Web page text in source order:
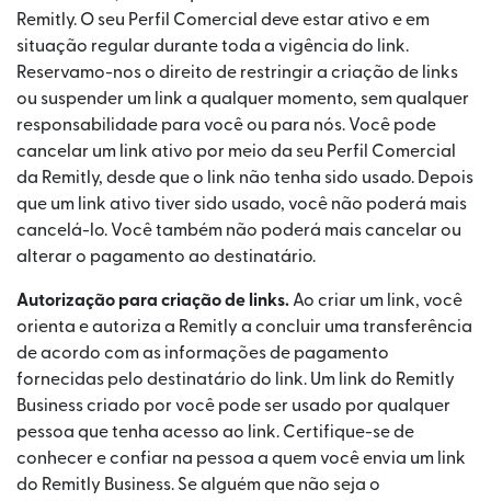
Remitly. O seu Perfil Comercial deve estar ativo e em
situação regular durante toda a vigência do link.
Reservamo-nos o direito de restringir a criação de links
ou suspender um link a qualquer momento, sem qualquer
responsabilidade para você ou para nós. Você pode
cancelar um link ativo por meio da seu Perfil Comercial
da Remitly, desde que o link não tenha sido usado. Depois
que um link ativo tiver sido usado, você não poderá mais
cancelá-lo. Você também não poderá mais cancelar ou
alterar o pagamento ao destinatário.
Autorização para criação de links. Ao criar um link, você
orienta e autoriza a Remitly a concluir uma transferência
de acordo com as informações de pagamento
fornecidas pelo destinatário do link. Um link do Remitly
Business criado por você pode ser usado por qualquer
pessoa que tenha acesso ao link. Certifique-se de
conhecer e confiar na pessoa a quem você envia um link
do Remitly Business. Se alguém que não seja o